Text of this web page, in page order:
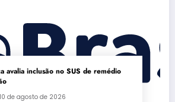
avalia inclusão no SUS de remédio
de agosto de 2026